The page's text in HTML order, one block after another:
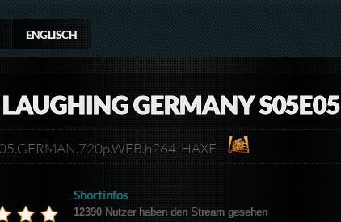
ENGLISCH
GERMANY S05E05
HAXE
Shortinfos
12390Nutzer haben den Stream gesehen